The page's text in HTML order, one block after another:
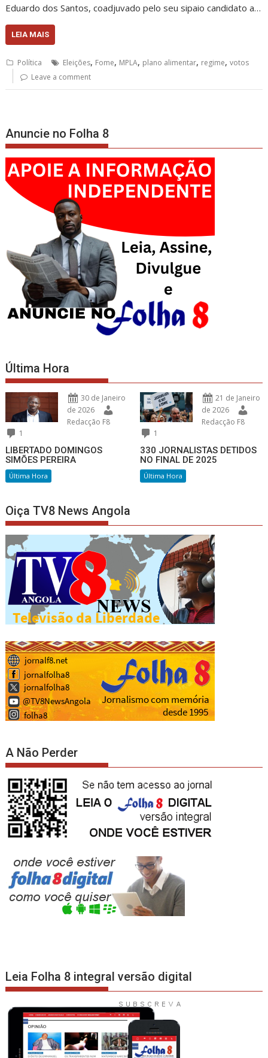
Eduardo dos Santos, coadjuvado pelo seu sipaio candidato a…
LEIA MAIS
Política Eleições, Fome, MPLA, plano alimentar, regime,votos
Leave a comment
Anuncie no Folha 8
Última Hora
30 de Janeiro
de 2026
Redacção F8
1
LIBERTADO DOMINGOS
SIMÕES PEREIRA
Última Hora
21 de Janeiro
de 2026
Redacção F8
1
330 JORNALISTAS DETIDOS
NO FINAL DE 2025
Última Hora
Oiça TV8 News Angola
A Não Perder
Leia Folha 8 integral versão digital